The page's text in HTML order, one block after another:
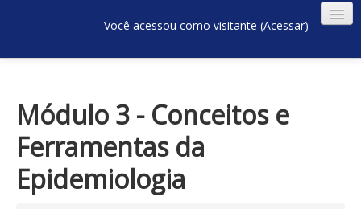
Você acessou como visitante (Acessar)
Módulo 3 - Conceitos e
Ferramentas da
Epidemiologia